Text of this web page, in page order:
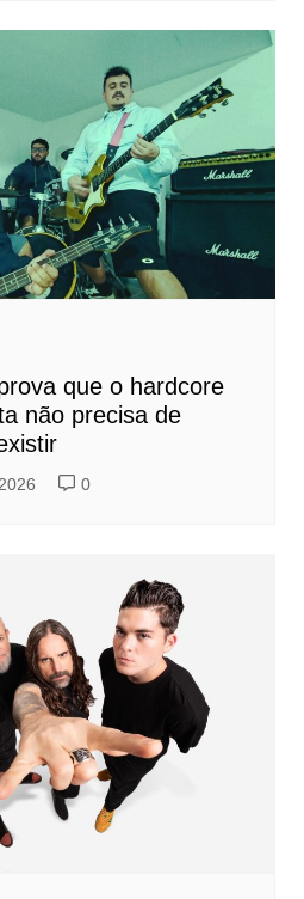
que o hardcore
não precisa de
0